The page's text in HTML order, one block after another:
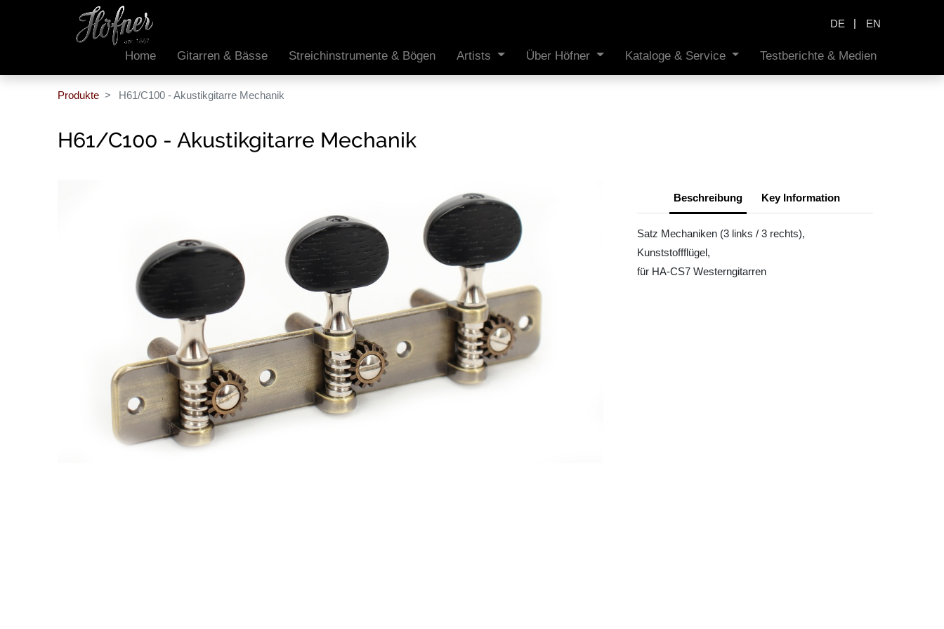
DE | EN
Home Gitarren & Bässe Streichinstrumente & Bögen Artists Über Höfner Kataloge & Service Testberichte & Medien
Produkte H61/C100 - Akustikgitarre Mechanik
H61/C100 - Akustikgitarre Mechanik
Beschreibung Key Information
Satz Mechaniken (3 links / 3 rechts),
Kunststoffflügel,
für HA-CS7 Westerngitarren